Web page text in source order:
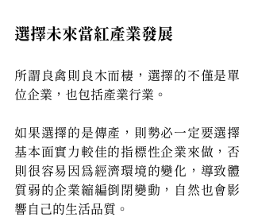
選擇未來當紅產業發展
所謂良禽則良木而棲，選擇的不僅是單
位企業，也包括產業行業。
如果選擇的是傳產，則勢必一定要選擇
基本面實力較佳的指標性企業來做，否
則很容易因為經濟環境的變化，導致體
質弱的企業縮編倒閉變動，自然也會影
響自己的生活品質。